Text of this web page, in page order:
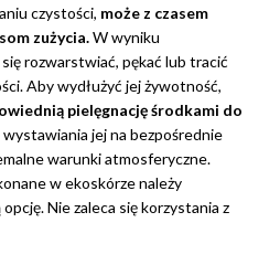
czystości, może z czasem
zużycia.W wyniku
rozwarstwiać, pękać lub tracić
Aby wydłużyć jej żywotność,
pielęgnację środkami do
wystawiania jej na bezpośrednie
warunki atmosferyczne.
w ekoskórze należy
Nie zaleca się korzystania z